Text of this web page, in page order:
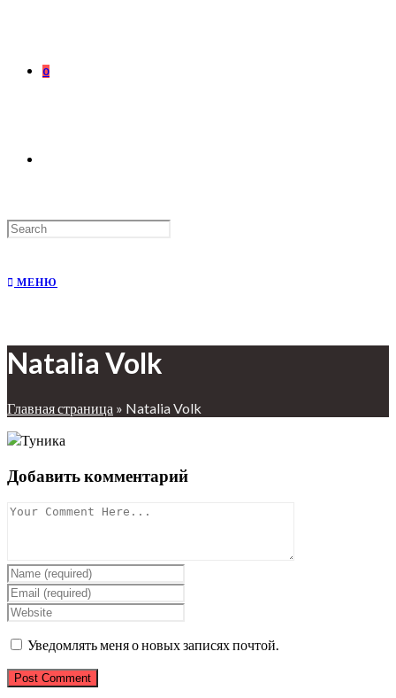
0
МЕНЮ
Natalia Volk
Главная страница » Natalia Volk
Добавить комментарий
Уведомлять меня о новых записях почтой.